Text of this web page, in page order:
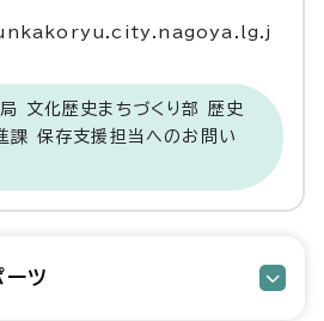
文化歴史まちづくり部 歴史
課 保存支援担当へのお問い
ーツ